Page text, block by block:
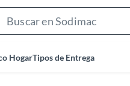
HogarTipos de Entrega